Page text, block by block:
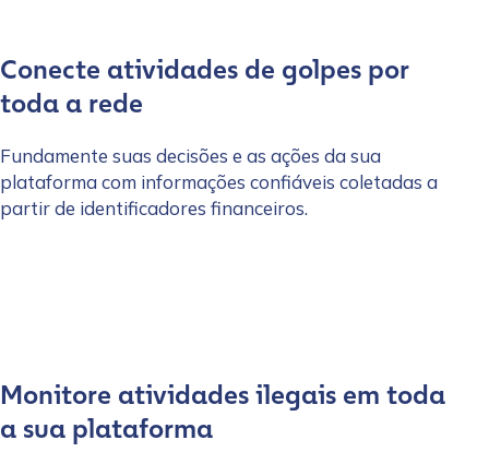
Conecte atividades de golpes por
toda a rede
Fundamente suas decisões e as ações da sua
plataforma com informações confiáveis coletadas a
partir de identificadores financeiros.
Monitore atividades ilegais em toda
a sua plataforma